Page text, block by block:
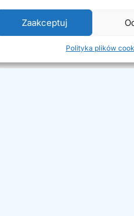
Zaakceptuj
Polityka plików